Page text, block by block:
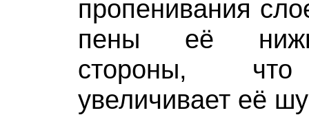
пропенивания
пены её
стороны, что
увеличивает её